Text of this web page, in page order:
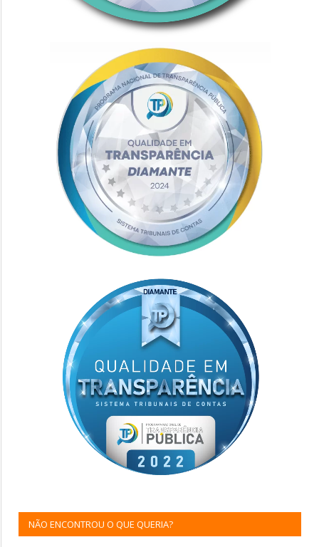
NÃO ENCONTROU O QUE QUERIA?